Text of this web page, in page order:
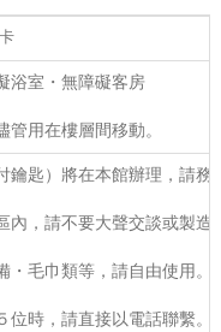
浴室・無障礙客房
用在樓層間移動。
匙）將在本館辦理，請
內，請不要大聲交談或製造
・毛巾類等，請自由使用。
位時，請直接以電話聯繫。